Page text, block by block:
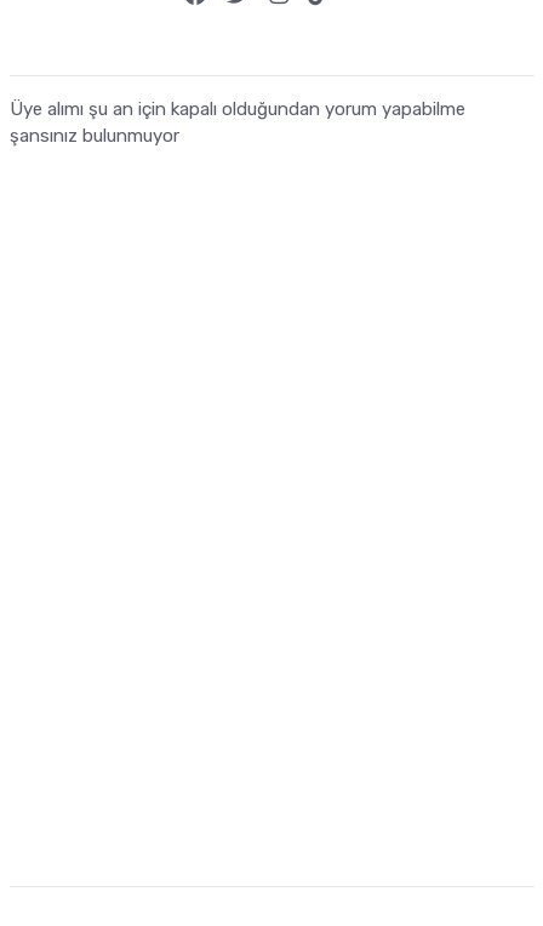
Üye alımı şu an için kapalı olduğundan yorum yapabilme
şansınız bulunmuyor